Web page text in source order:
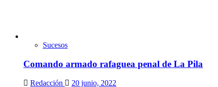
Sucesos
Comando armado rafaguea penal de La Pila
Redacción 20 junio, 2022